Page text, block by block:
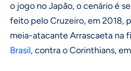
o jogo no Japão, o cenário é
feito pelo Cruzeiro, em 2018,
meia-atacante Arrascaeta na
Brasil, contra o Corinthians,